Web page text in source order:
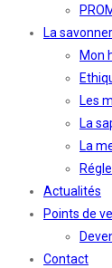
La
Mon
Les
La
La
Actualités
Points de
Contact